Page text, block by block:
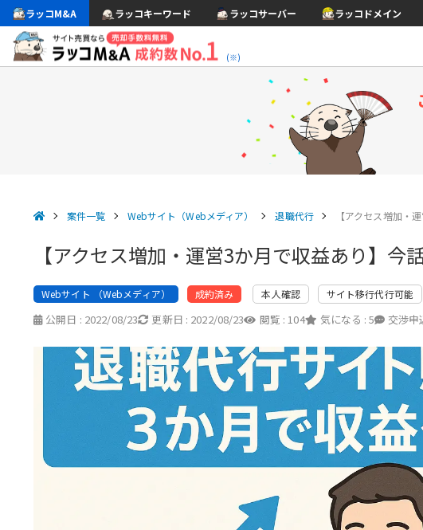
ラッコM&A ラッコキーワード ラッコサーバー ラッコドメイン
(※)
案件一覧 Webサイト（Webメディア） 退職代行 【アクセス増加・
【アクセス増加・運営3か月で収益あり】
Webサイト （Webメディア） 成約済み 本人確認 サイト移行代行可能
公開日 : 2022/08/23 更新日 : 2022/08/23 閲覧 : 104 気になる : 5 交渉申